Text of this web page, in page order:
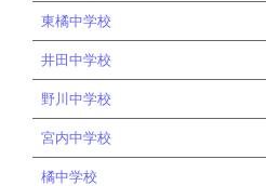
東橘中学校
井田中学校
野川中学校
宮内中学校
橘中学校